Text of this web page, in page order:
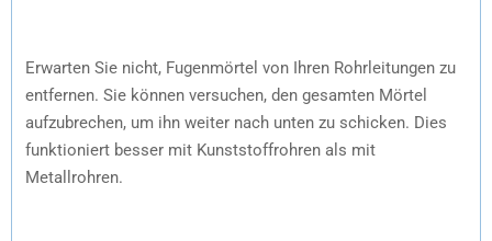
Erwarten Sie nicht, Fugenmörtel von Ihren Rohrleitungen zu
entfernen. Sie können versuchen, den gesamten Mörtel
aufzubrechen, um ihn weiter nach unten zu schicken. Dies
funktioniert besser mit Kunststoffrohren als mit
Metallrohren.